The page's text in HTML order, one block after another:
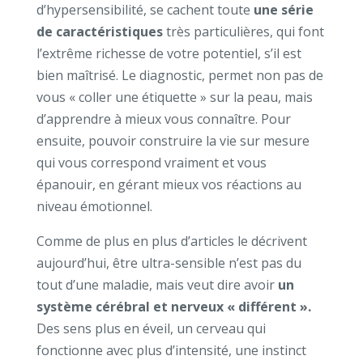
d’hypersensibilité, se cachent toute une série
de caractéristiquestrès particulières, qui font
l’extrême richesse de votre potentiel, s’il est
bien maîtrisé. Le diagnostic, permet non pas de
vous « coller une étiquette » sur la peau, mais
d’apprendre à mieux vous connaître. Pour
ensuite, pouvoir construire la vie sur mesure
qui vous correspond vraiment et vous
épanouir, en gérant mieux vos réactions au
niveau émotionnel.
Comme de plus en plus d’articles le décrivent
aujourd’hui, être ultra-sensible n’est pas du
tout d’une maladie, mais veut dire avoir un
système cérébral et nerveux « différent ».
Des sens plus en éveil, un cerveau qui
fonctionne avec plus d’intensité, une instinct